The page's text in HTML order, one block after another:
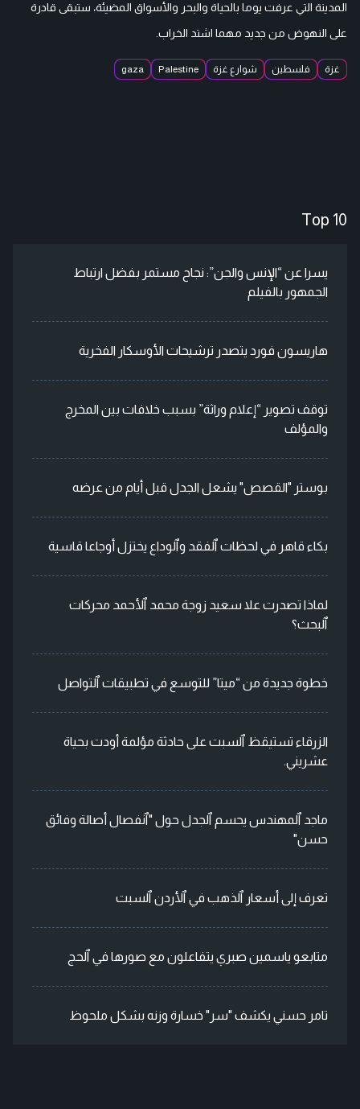
المدينة التي عرفت يوما بالحياة والبحر والأسواق المضيئة، ستبقى قادرة
على النهوض من جديد مهما اشتد الخراب.
غزة فلسطين شوارع غزة Palestine
gaza
Top 10
يسرا عن “الإنس والجن”: نجاح مستمر بفضل ارتباط
الجمهور بالفيلم
هاريسون فورد يتصدر ترشيحات الأوسكار الفخرية
توقف تصوير “إعلام وراثة” بسبب خلافات بين المخرج
والمؤلف
بوستر "القصص" يشعل الجدل قبل أيام من عرضه
بكاء قاهر في لحظات ٱلفقد وٱلوداع يختزل أوجاعا قاسية
لماذا تصدرت علا سعيد زوجة محمد ٱلأحمد محركات
ٱلبحث؟
خطوة جديدة من “ميتا” للتوسع في تطبيقات ٱلتواصل
الزرقاء تستيقظ ٱلسبت على حادثة مؤلمة أودت بحياة
عشريني.
ماجد ٱلمهندس يحسم ٱلجدل حول "ٱنفصال أصالة وفائق
حسن"
تعرف إلى أسعار ٱلذهب في ٱلأردن ٱلسبت
متابعو ياسمين صبري يتفاعلون مع صورها في ٱلحج
تامر حسني يكشف "سر" خسارة وزنه بشكل ملحوظ